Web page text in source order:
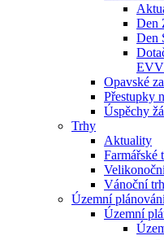
Den
Den
Opavské
Přestupky
Úspěchy
Trhy
Aktuality
Farmářské
Vánoční
Územní
Územní